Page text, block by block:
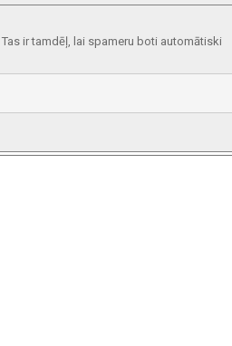
ir tamdēļ, lai spameru boti automātiski